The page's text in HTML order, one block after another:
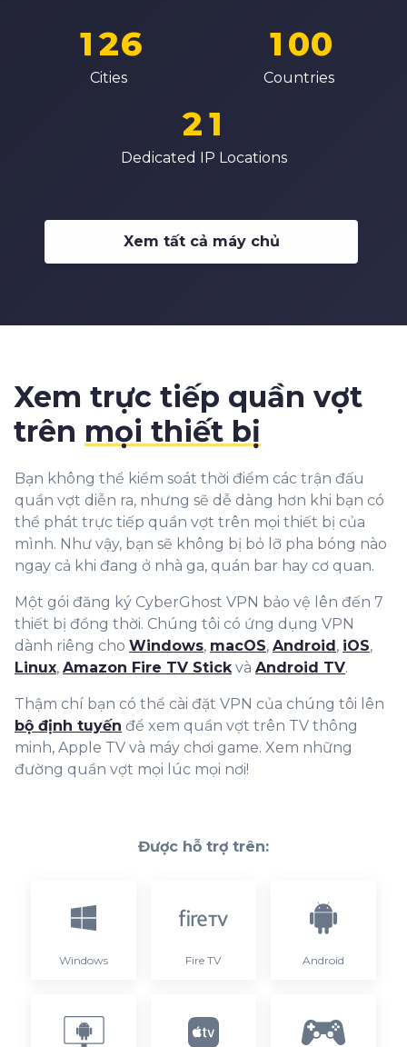
1
2
8
2
3
9
6
7
9
Cities
1
2
5
7
8
0
1
7
9
0
1
7
9
Countries
2
3
5
6
8
1
2
4
5
7
9
Dedicated IP Locations
Xem tất cả máy chủ
Xem trực tiếp quần vợt
trên mọi thiết bị
Bạn không thể kiểm soát thời điểm các trận đấu
quần vợt diễn ra, nhưng sẽ dễ dàng hơn khi bạn có
thể phát trực tiếp quần vợt trên mọi thiết bị của
mình. Như vậy, bạn sẽ không bị bỏ lỡ pha bóng nào
ngay cả khi đang ở nhà ga, quán bar hay cơ quan.
Một gói đăng ký CyberGhost VPN bảo vệ lên đến 7
thiết bị đồng thời. Chúng tôi có ứng dụng VPN
dành riêng cho Windows, macOS, Android , iOS,
Linux, Amazon Fire TV Stickvà Android TV.
Thậm chí bạn có thể cài đặt VPN của chúng tôi lên
bộ định tuyến để xem quần vợt trên TV thông
minh, Apple TV và máy chơi game. Xem những
đường quần vợt mọi lúc mọi nơi!
Được hỗ trợ trên:
Windows Fire TV Android